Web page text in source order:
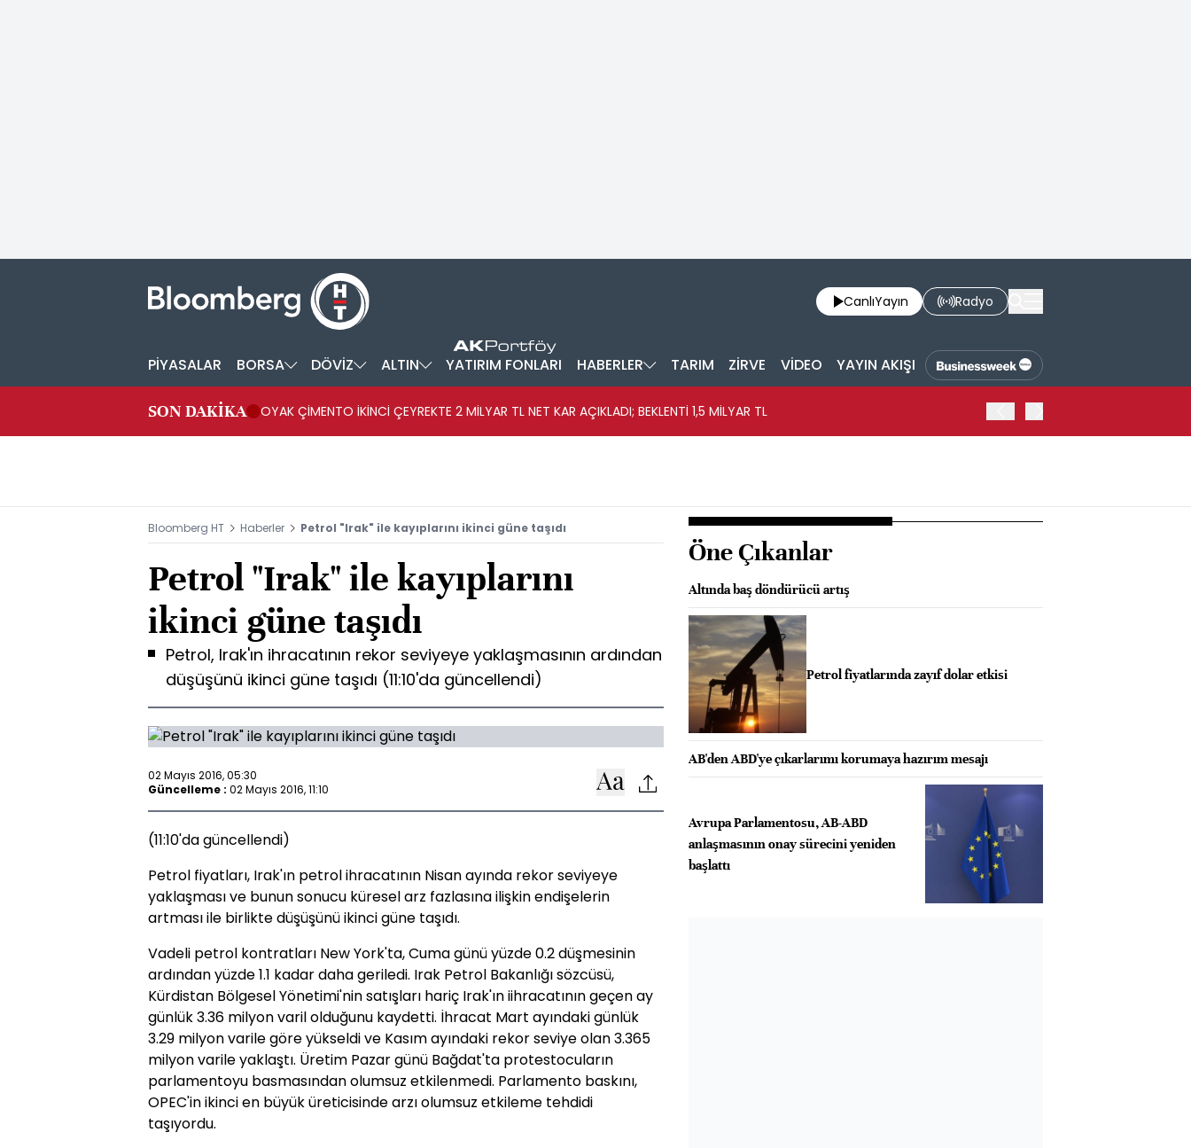
CanlıYayın Radyo
PİYASALAR BORSA DÖVİZ ALTIN YATIRIM FONLARI HABERLER TARIM ZİRVE VİDEO YAYIN AKIŞI
SON DAKİKA OYAK ÇİMENTO İKİNCİ ÇEYREKTE 2 MİLYAR TL NET KAR AÇIKLADI; BEKLENTİ 1,5 MİLYAR TL
Bloomberg HT Haberler Petrol "Irak" ile kayıplarını ikinci güne taşıdı
Petrol "Irak" ile kayıplarını
ikinci güne taşıdı
Petrol, Irak'ın ihracatının rekor seviyeye yaklaşmasının ardından
düşüşünü ikinci güne taşıdı (11:10'da güncellendi)
02 Mayıs 2016, 05:30
Güncelleme : 02 Mayıs 2016, 11:10
(11:10'da güncellendi)
Petrol fiyatları, Irak'ın petrol ihracatının Nisan ayında rekor seviyeye
yaklaşması ve bunun sonucu küresel arz fazlasına ilişkin endişelerin
artması ile birlikte düşüşünü ikinci güne taşıdı.
Vadeli petrol kontratları New York'ta, Cuma günü yüzde 0.2 düşmesinin
ardından yüzde 1.1 kadar daha geriledi. Irak Petrol Bakanlığı sözcüsü,
Kürdistan Bölgesel Yönetimi'nin satışları hariç Irak'ın iihracatının geçen ay
günlük 3.36 milyon varil olduğunu kaydetti. İhracat Mart ayındaki günlük
3.29 milyon varile göre yükseldi ve Kasım ayındaki rekor seviye olan 3.365
milyon varile yaklaştı. Üretim Pazar günü Bağdat'ta protestocuların
parlamentoyu basmasından olumsuz etkilenmedi. Parlamento baskını,
OPEC'in ikinci en büyük üreticisinde arzı olumsuz etkileme tehdidi
taşıyordu.
Öne Çıkanlar
Altında baş döndürücü artış
Petrol fiyatlarında zayıf dolar etkisi
AB'den ABD'ye çıkarlarımı korumaya hazırım mesajı
Avrupa Parlamentosu, AB-ABD
anlaşmasının onay sürecini yeniden
başlattı